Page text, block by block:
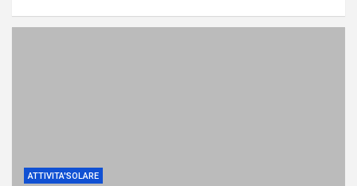
ATTIVITA'SOLARE